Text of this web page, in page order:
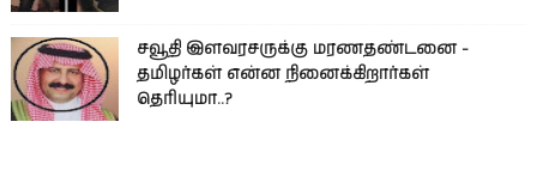
சவூதி இளவரசருக்கு மரணதண்டனை -
தமிழர்கள் என்ன நினைக்கிறார்கள்
தெரியுமா..?